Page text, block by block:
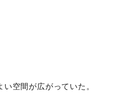
空間が広がっていた。